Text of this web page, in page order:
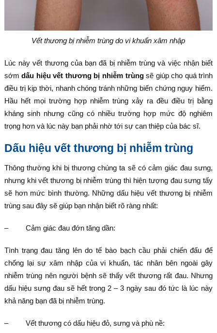
Vết thương bị nhiễm trùng do vi khuẩn xâm nhập
Lúc này vết thương của bạn đã bị nhiễm trùng và việc nhận biết
sớmdấu hiệu vết thương bị nhiễm trùngsẽ giúp cho quá trình
điều trị kịp thời, nhanh chóng tránh những biến chứng nguy hiểm.
Hầu hết mọi trường hợp nhiễm trùng xảy ra đều điều trị bằng
kháng sinh nhưng cũng có nhiều trường hợp mức độ nghiêm
trọng hơn và lúc này bạn phải nhờ tới sự can thiệp của bác sĩ.
Dấu hiệu vết thương bị nhiễm trùng
Thông thường khi bị thương chúng ta sẽ có cảm giác đau sưng,
nhưng khi vết thương bị nhiễm trùng thì hiện tượng đau sưng tấy
sẽ hơn mức bình thường. Những dấu hiệu vết thương bị nhiễm
trùng sau đây sẽ giúp bạn nhận biết rõ ràng nhất:
– Cảm giác đau đớn tăng dần:
Tình trạng đau tăng lên do tế bào bạch cầu phải chiến đấu để
chống lại sự xâm nhập của vi khuẩn, tác nhân bên ngoài gây
nhiễm trùng nên người bệnh sẽ thấy vết thương rất đau. Nhưng
dấu hiệu sưng đau sẽ hết trong 2 – 3 ngày sau đó tức là lúc này
khả năng bạn đã bị nhiễm trùng.
– Vết thương có dấu hiệu đỏ, sưng và phù nề: